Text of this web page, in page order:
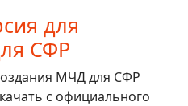
для
СФР
МЧД для СФР
с официального